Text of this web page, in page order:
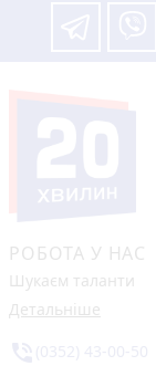
РОБОТА У НАС
Шукаєм таланти
Детальніше